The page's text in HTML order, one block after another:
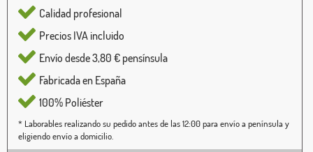
Calidad profesional
Precios IVA incluido
Envío desde 3,80 € pensínsula
Fabricada en España
100% Poliéster
* Laborables realizando su pedido antes de las 12:00 para envío a península y
eligiendo envío a domicilio.